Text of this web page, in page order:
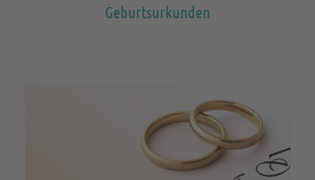
Geburtsurkunden